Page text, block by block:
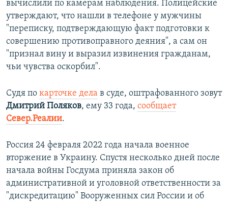
вычислили по камерам наблюдения. Полицейские
утверждают, что нашли в телефоне у мужчины
"переписку, подтверждающую факт подготовки к
совершению противоправного деяния", а сам он
"признал вину и выразил извинения гражданам,
чьи чувства оскорбил".
Судя по карточке дела в суде, оштрафованного зовут
Дмитрий Поляков, ему 33 года, сообщает
Север.Реалии.
Россия 24 февраля 2022 года начала военное
вторжение в Украину. Спустя несколько дней после
начала войны Госдума приняла закон об
административной и уголовной ответственности за
"дискредитацию" Вооруженных сил России и об